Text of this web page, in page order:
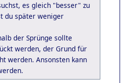
es gleich "besser" zu
du später weniger
der Sprünge sollte
werden, der Grund für
werden. Ansonsten kann